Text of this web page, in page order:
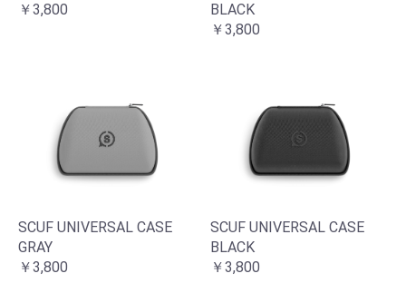
￥3,800
BLACK
￥3,800
SCUF UNIVERSAL CASE
GRAY
￥3,800
SCUF UNIVERSAL CASE
BLACK
￥3,800